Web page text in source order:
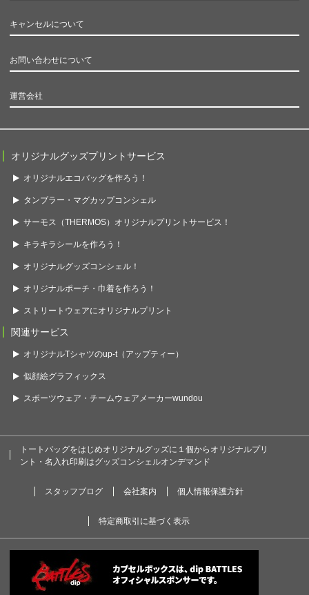
キャンセルについて
お問い合わせについて
運営会社
オリジナルグッズプリントサービス
オリジナルエコバッグを作ろう！
タンブラー・マグカップコンシェル
サーモス（THERMOS）オリジナルプリントサービス！
キラキラシールを作ろう！
オリジナルグッズコンシェル！
オリジナルポーチ・巾着を作ろう！
ストリートウェアにオリジナルプリント
関連サービス
オリジナルTシャツのup-t（アップティー）
似顔絵グラフィックス
スポーツウェア・チームウェアメーカーwundou
トートバッグをはじめオリジナルグッズに１個からオリジナルプリ
ント・名入れ印刷はグッズコンシェルオンデマンド
スタッフブログ 会社案内 個人情報保護方針
特定商取引に基づく表示